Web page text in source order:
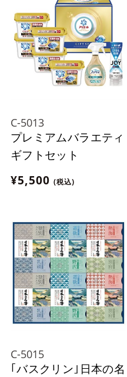
C-5013
プレミアムバラエティ
ギフトセット
¥5,500 (税込)
C-5015
｢バスクリン｣日本の名